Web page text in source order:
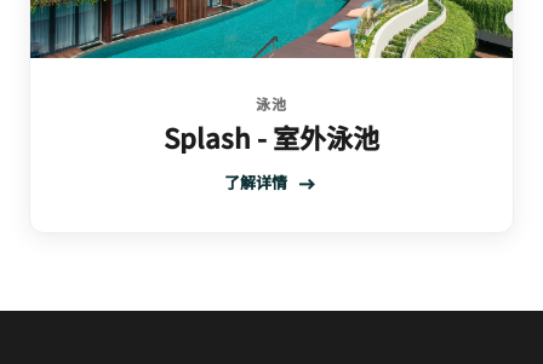
泳池
Splash - 室外泳池
了解详情